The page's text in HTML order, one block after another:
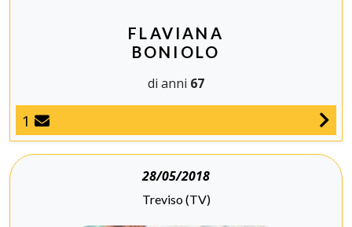
FLAVIANA
BONIOLO
di anni 67
1
28/05/2018
Treviso (TV)